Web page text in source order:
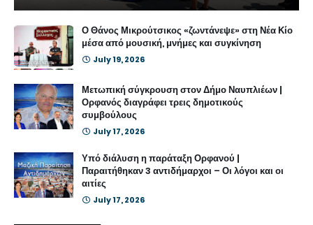
Ο Θάνος Μικρούτσικος «ζωντάνεψε» στη Νέα Κίο
μέσα από μουσική, μνήμες και συγκίνηση
July 19, 2026
Μετωπική σύγκρουση στον Δήμο Ναυπλιέων |
Ορφανός διαγράφει τρεις δημοτικούς
συμβούλους
July 17, 2026
Υπό διάλυση η παράταξη Ορφανού |
Παραιτήθηκαν 3 αντιδήμαρχοι – Οι λόγοι και οι
αιτίες
July 17, 2026